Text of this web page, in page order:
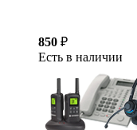
850 ₽
Есть в наличии